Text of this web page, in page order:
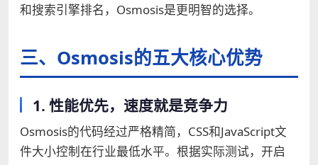
和搜索引擎排名，Osmosis是更明智的选择。
三、Osmosis的五大核心优势
1. 性能优先，速度就是竞争力
Osmosis的代码经过严格精简，CSS和JavaScript文
件大小控制在行业最低水平。根据实际测试，开启